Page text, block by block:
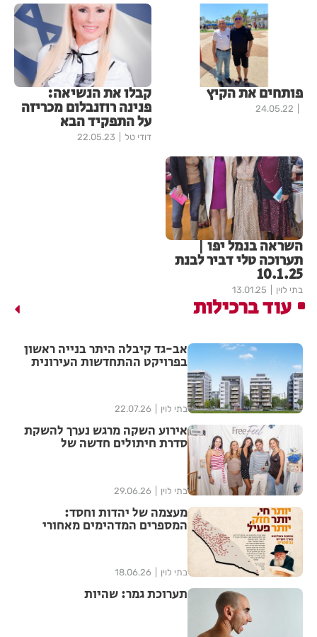
פותחים את הקיץ
24.05.22
קבלו את הנשיאה:
פנינה רוזנבלום מכריזה
על התפקיד הבא
דודי טל 22.05.23
השראה בנמל יפו |
תערוכה טלי דביר לבנת
10.1.25
בתי לוין 13.01.25
עוד ברכילות
אב-גד קיבלה היתר בנייה ראשון
בפרויקט ההתחדשות העירונית
בתי לוין 22.07.26
אירוע השקה מרגש נערך להשקת
סדרת חיתולים חדשה של
בתי לוין 29.06.26
מעצמה של יהדות וחסד:
המספרים המדהימים מאחורי
בתי לוין 18.06.26
תערוכת גמר: שהיות